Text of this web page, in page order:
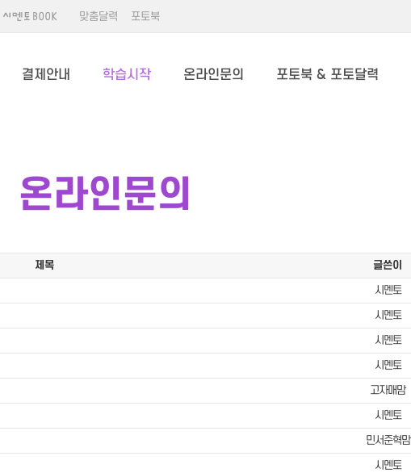
맞춤달력 포토북
결제안내 학습시작 온라인문의 포토북 & 포토달력
온라인문의
제목 글쓴이
시멘토
시멘토
시멘토
시멘토
고자매맘
시멘토
민서준혁맘
시멘토